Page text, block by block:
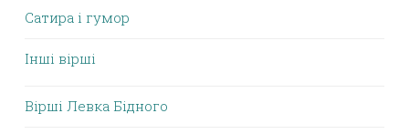
Сатира і гумор
Інші вірші
Вірші Левка Бідного